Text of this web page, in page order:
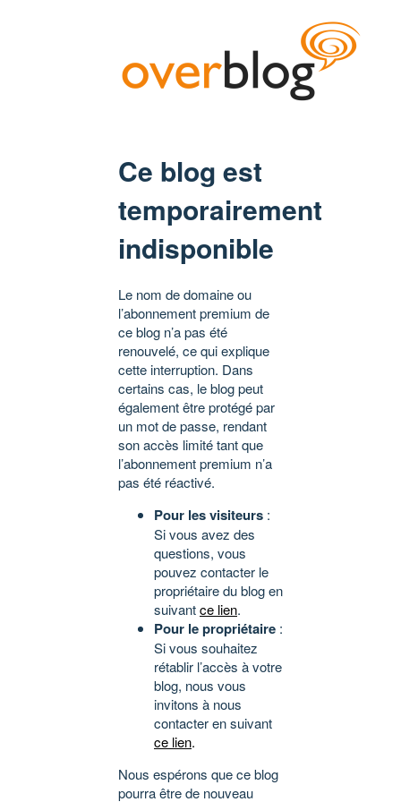
Ce blog est
temporairement
indisponible
Le nom de domaine ou
l’abonnement premium de
ce blog n’a pas été
renouvelé, ce qui explique
cette interruption. Dans
certains cas, le blog peut
également être protégé par
un mot de passe, rendant
son accès limité tant que
l’abonnement premium n’a
pas été réactivé.
Pour les visiteurs :
Si vous avez des
questions, vous
pouvez contacter le
propriétaire du blog en
suivantce lien.
Pour le propriétaire :
Si vous souhaitez
rétablir l’accès à votre
blog, nous vous
invitons à nous
contacter en suivant
ce lien.
Nous espérons que ce blog
pourra être de nouveau